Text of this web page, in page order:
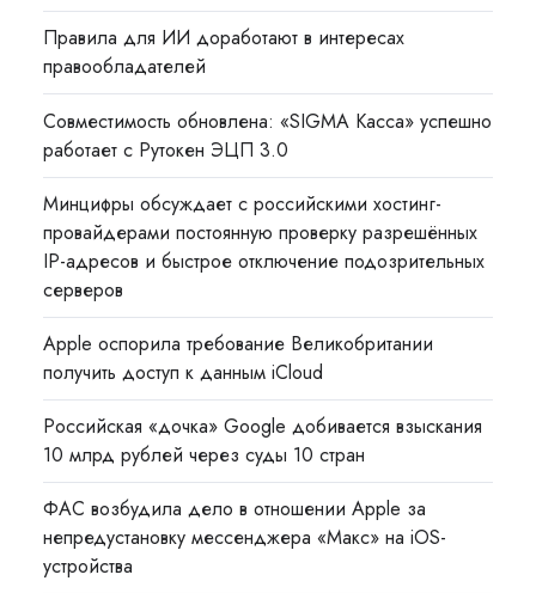
Правила для ИИ доработают в интересах
правообладателей
Совместимость обновлена: «SIGMA Касса» успешно
работает с Рутокен ЭЦП 3.0
Минцифры обсуждает с российскими хостинг-
провайдерами постоянную проверку разрешённых
IP-адресов и быстрое отключение подозрительных
серверов
Apple оспорила требование Великобритании
получить доступ к данным iCloud
Российская «дочка» Google добивается взыскания
10 млрд рублей через суды 10 стран
ФАС возбудила дело в отношении Apple за
непредустановку мессенджера «Макс» на iOS-
устройства